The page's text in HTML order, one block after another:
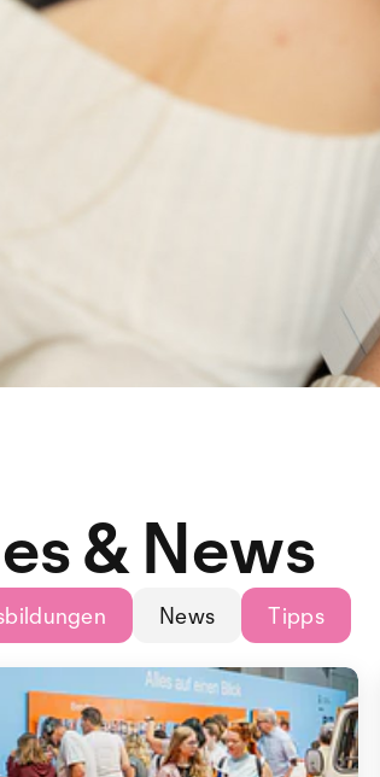
& News
News Tipps